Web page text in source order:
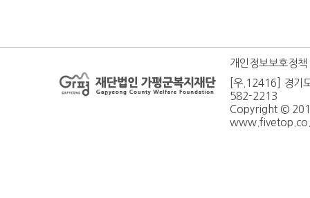
개인정보보호정책
[우.12416] 경
582-2213
Copyright ©